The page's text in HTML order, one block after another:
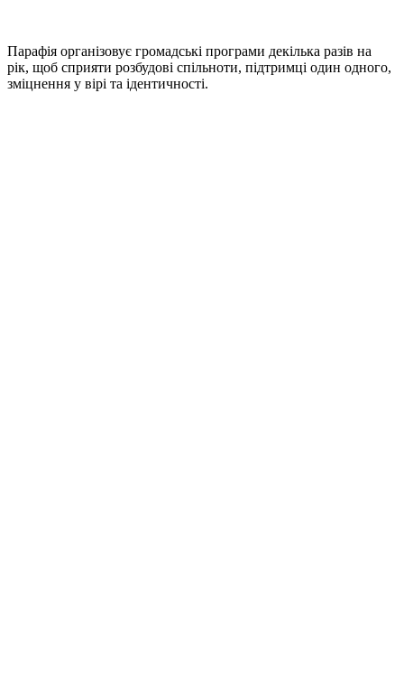
Парафія організовує громадські програми декілька разів на
рік, щоб сприяти розбудові спільноти, підтримці один одного,
зміцнення у вірі та ідентичності.